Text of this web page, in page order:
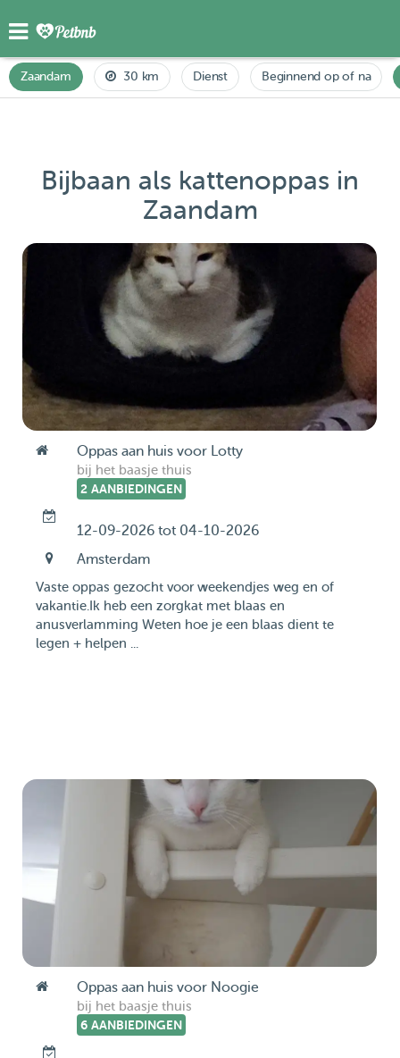
Zaandam 30 km Dienst Beginnend op of na
Bijbaan als kattenoppas in
Zaandam
Oppas aan huis voor Lotty
bij het baasje thuis
2 AANBIEDINGEN
12-09-2026 tot 04-10-2026
Amsterdam
Vaste oppas gezocht voor weekendjes weg en of
vakantie.Ik heb een zorgkat met blaas en
anusverlamming Weten hoe je een blaas dient te
legen + helpen ...
Oppas aan huis voor Noogie
bij het baasje thuis
6 AANBIEDINGEN